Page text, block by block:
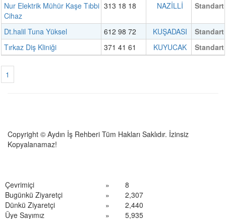
Nur Elektrik Mühür Kaşe Tıbbi
Cihaz
313 18 18 NAZİLLİ Standart
Dt.halil Tuna Yüksel 612 98 72 KUŞADASI
Standart
Tırkaz Diş Kliniği
371 41 61 KUYUCAK Standart
1
Copyright © Aydın İş Rehberi Tüm Hakları Saklıdır. İzinsiz
Kopyalanamaz!
Çevrimiçi »
8
Bugünkü Ziyaretçi
»
2,307
Dünkü Ziyaretçi
»
2,440
Üye Sayımız
» 5,935